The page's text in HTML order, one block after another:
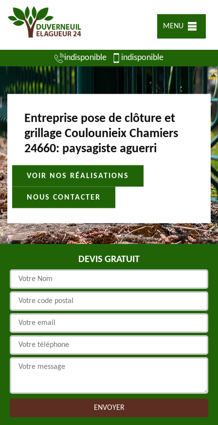
MENU
indisponible indisponible
Entreprise pose de clôture et
grillage Coulounieix Chamiers
24660: paysagiste aguerri
VOIR NOS RÉALISATIONS
NOUS CONTACTER
DEVIS GRATUIT